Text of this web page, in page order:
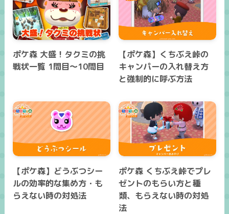
ポケ森 大盛！タクミの挑
戦状一覧 1問目～10問目
【ポケ森】くちぶえ峠の
キャンパーの入れ替え方
と強制的に呼ぶ方法
【ポケ森】どうぶつシー
ルの効率的な集め方・も
らえない時の対処法
ポケ森 くちぶえ峠でプレ
ゼントのもらい方と種
類、もらえない時の対処
法